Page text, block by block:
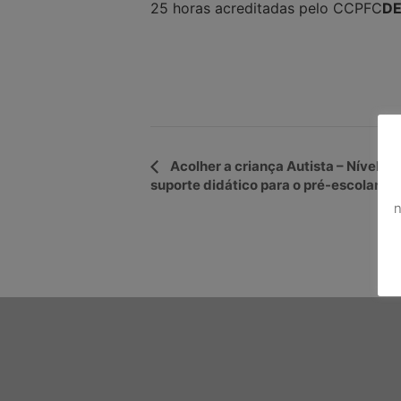
25 horas acreditadas pelo CCPFC
Navegação
do
Acolher a criança Autista – Nível II:
suporte didático para o pré-escolar e